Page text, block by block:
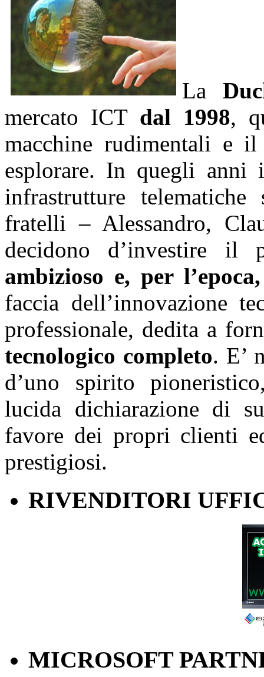
La
mercato ICT dal 1998,
macchine rudimentali e
esplorare. In quegli
infrastrutture
fratelli – Alessandro,
decidono d’investire
ambizioso e, per
faccia dell’innovazione
professionale, dedita a
tecnologico completo. E’
d’uno spirito
lucida dichiarazione di
favore dei propri clienti
prestigiosi.
RIVENDITORI
MICROSOFT